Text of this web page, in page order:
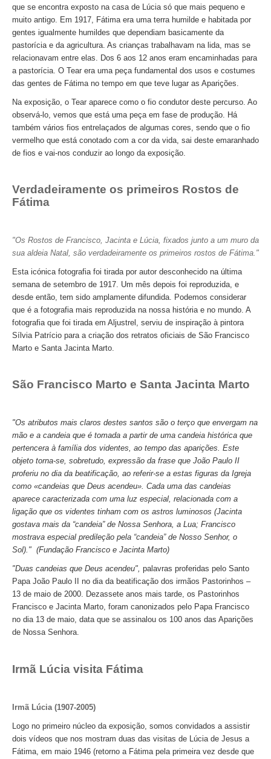
Rota do Salineiro
Birdwatching EVOA
Passeio de Natureza no Rio Tejo
Experiências
Workshop Tapete de Arraiolos
de Lisboa a Coimbra com drop-off no Porto
de Lisboa a Aveiro e Ílhavo, drop-off em Aveiro
de Lisboa a Óbidos, Nazaré e Fátima com drop-off no Porto
Caminhos de Portugal
Caminhos da Fé > 2 dias
História, Sol e Mar > 6 dias
Centro e Norte de Portugal > 10 dias
Caminhos de Espanha
Mérida e Madrid > 2 dias
Reserve
Informações úteis
que se encontra exposto na casa de Lúcia só que mais pequeno e
muito antigo. Em 1917, Fátima era uma terra humilde e habitada por
gentes igualmente humildes que dependiam basicamente da
pastorícia e da agricultura. As crianças trabalhavam na lida, mas se
relacionavam entre elas. Dos 6 aos 12 anos eram encaminhadas para
a pastorícia. O Tear era uma peça fundamental dos usos e costumes
das gentes de Fátima no tempo em que teve lugar as Aparições.
Na exposição, o Tear aparece como o fio condutor deste percurso. Ao
observá-lo, vemos que está uma peça em fase de produção. Há
também vários fios entrelaçados de algumas cores, sendo que o fio
vermelho que está conotado com a cor da vida, sai deste emaranhado
de fios e vai-nos conduzir ao longo da exposição.
Verdadeiramente os primeiros Rostos de
Fátima
"Os Rostos de Francisco, Jacinta e Lúcia, fixados junto a um muro da
sua aldeia Natal, são verdadeiramente os primeiros rostos de Fátima."
Esta icónica fotografia foi tirada por autor desconhecido na última
semana de setembro de 1917. Um mês depois foi reproduzida, e
desde então, tem sido amplamente difundida. Podemos considerar
que é a fotografia mais reproduzida na nossa história e no mundo. A
fotografia que foi tirada em Aljustrel, serviu de inspiração à pintora
Sílvia Patrício para a criação dos retratos oficiais de São Francisco
Marto e Santa Jacinta Marto.
São Francisco Marto e Santa Jacinta Marto
"Os atributos mais claros destes santos são o terço que envergam na
mão e a candeia que é tomada a partir de uma candeia histórica que
pertencera à família dos videntes, ao tempo das aparições. Este
objeto torna-se, sobretudo, expressão da frase que João Paulo II
proferiu no dia da beatificação, ao referir-se a estas figuras da Igreja
como «candeias que Deus acendeu». Cada uma das candeias
aparece caracterizada com uma luz especial, relacionada com a
ligação que os videntes tinham com os astros luminosos (Jacinta
gostava mais da “candeia” de Nossa Senhora, a Lua; Francisco
mostrava especial predileção pela “candeia” de Nosso Senhor, o
Sol)." (Fundação Francisco e Jacinta Marto)
"Duas candeias que Deus acendeu", palavras proferidas pelo Santo
Papa João Paulo II no dia da beatificação dos irmãos Pastorinhos –
13 de maio de 2000. Dezassete anos mais tarde, os Pastorinhos
Francisco e Jacinta Marto, foram canonizados pelo Papa Francisco
no dia 13 de maio, data que se assinalou os 100 anos das Aparições
de Nossa Senhora.
Irmã Lúcia visita Fátima
Irmã Lúcia (1907-2005)
Logo no primeiro núcleo da exposição, somos convidados a assistir
dois vídeos que nos mostram duas das visitas de Lúcia de Jesus a
Fátima, em maio 1946 (retorno a Fátima pela primeira vez desde que